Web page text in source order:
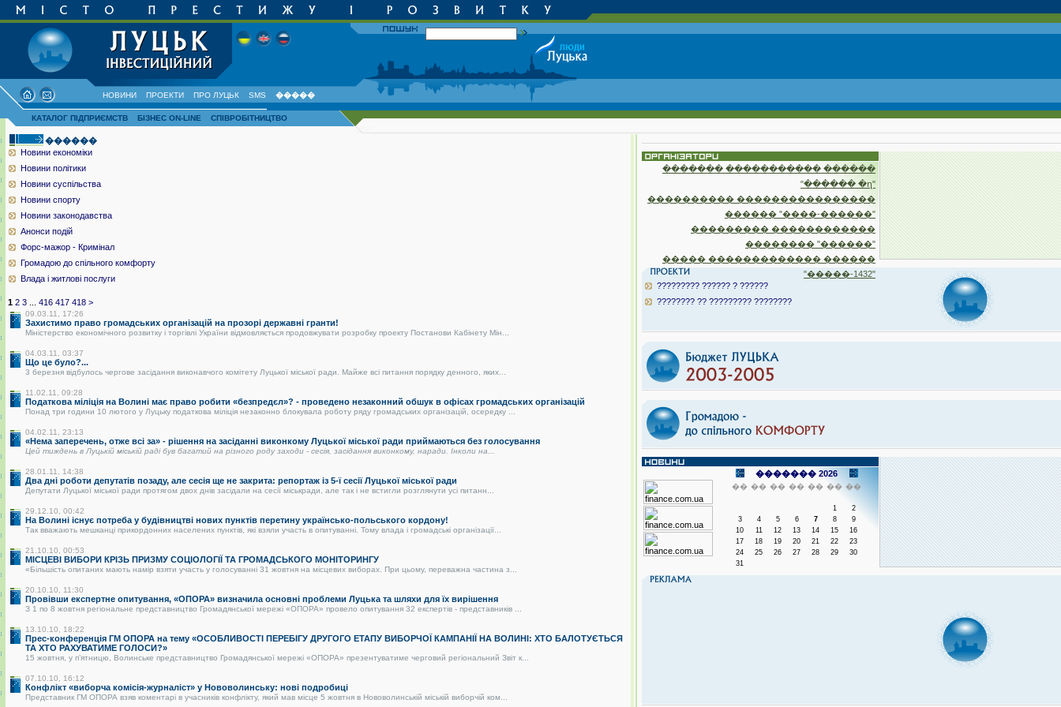
НОВИНИ ПРОЕКТИ ПРО ЛУЦЬК SMS �����
КАТАЛОГ ПІДПРИЄМСТВ БІЗНЕС ON-LINE СПІВРОБІТНИЦТВО
������
Новини економіки
Новини політики
Новини суспільства
Новини спорту
Новини законодавства
Анонси подій
Форс-мажор - Кримінал
Громадою до спільного комфорту
Влада і житлові послуги
1 2 3 416 417 418 >
09.03.11, 17:26
Захистимо право громадських організацій на прозорі державні гранти!
Міністерство економічного розвитку і торгівлі України відмовляється продовжувати розробку проекту Постанови Кабінету Мін...
04.03.11, 03:37
Що це було?...
3 березня відбулось чергове засідання виконавчого комітету Луцької міської ради. Майже всі питання порядку денного, яких...
11.02.11, 09:28
Податкова міліція на Волині має право робити «безпредєл»? - проведено незаконний обшук в офісах громадських організацій
Понад три години 10 лютого у Луцьку податкова міліція незаконно блокувала роботу ряду громадських організацій, осередку ...
04.02.11, 23:13
«Нема заперечень, отже всі за» - рішення на засіданні виконкому Луцької міської ради приймаються без голосування
Цей тиждень в Луцькій міській раді був багатий на різного роду заходи - сесія, засідання виконкому, наради. Інколи на...
28.01.11, 14:38
Два дні роботи депутатів позаду, але сесія ще не закрита: репортаж із 5-ї сесії Луцької міської ради
Депутати Луцької міської ради протягом двох днів засідали на сесії міськради, але так і не встигли розглянути усі питанн...
29.12.10, 00:42
На Волині існує потреба у будівництві нових пунктів перетину українсько-польського кордону!
Так вважають мешканці прикордонних населених пунктів, які взяли участь в опитуванні. Тому влада і громадські організації...
21.10.10, 00:53
МІСЦЕВІ ВИБОРИ КРІЗЬ ПРИЗМУ СОЦІОЛОГІЇ ТА ГРОМАДСЬКОГО МОНІТОРИНГУ
«Більшість опитаних мають намір взяти участь у голосуванні 31 жовтня на місцевих виборах. При цьому, переважна частина з...
20.10.10, 11:30
Провівши експертне опитування, «ОПОРА» визначила основні проблеми Луцька та шляхи для їх вирішення
З 1 по 8 жовтня регіональне представництво Громадянської мережі «ОПОРА» провело опитування 32 експертів - представників ...
13.10.10, 18:22
Прес-конференція ГМ ОПОРА на тему «ОСОБЛИВОСТІ ПЕРЕБІГУ ДРУГОГО ЕТАПУ ВИБОРЧОЇ КАМПАНІЇ НА ВОЛИНІ: ХТО БАЛОТУЄТЬСЯ
ТА ХТО РАХУВАТИМЕ ГОЛОСИ?»
15 жовтня, у п’ятницю, Волинське представництво Громадянської мережі «ОПОРА» презентуватиме черговий регіональний Звіт к...
07.10.10, 16:12
Конфлікт «виборча комісія-журналіст» у Нововолинську: нові подробиці
Представник ГМ ОПОРА взяв коментарі в учасників конфлікту, який мав місце 5 жовтня в Нововолинській міській виборчій ком...
������� ����������� ������
"������ �ղ"
���������� ����������������
������ "����-������"
��������� ������������
�������� "������"
����� ������������� ������
"�����-1432"
????????? ?????? ? ??????
???????? ?? ????????? ????????
������� 2026
�� �� �� �� �� �� ��
1
2
3
4 5 6 7 8
9
10
11 12 13 14 15
16
17
18 19 20 21 22
23
24
25 26 27 28 29
30
31